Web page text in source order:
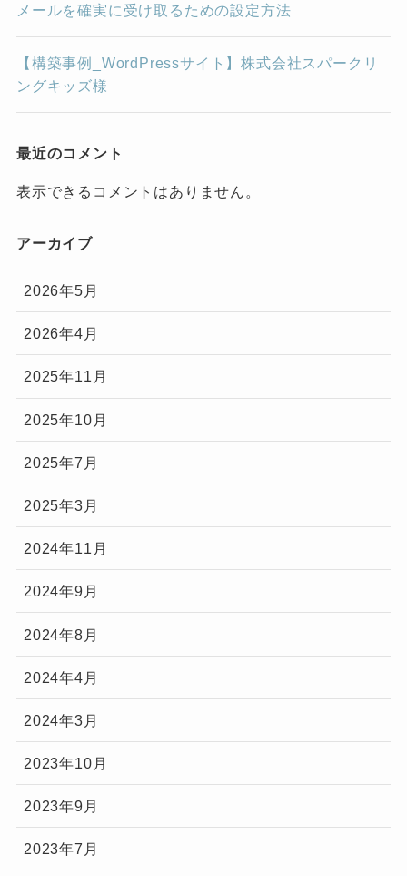
メールを確実に受け取るための設定方法
【構築事例_WordPressサイト】株式会社スパークリ
ングキッズ様
最近のコメント
表示できるコメントはありません。
アーカイブ
2026年5月
2026年4月
2025年11月
2025年10月
2025年7月
2025年3月
2024年11月
2024年9月
2024年8月
2024年4月
2024年3月
2023年10月
2023年9月
2023年7月